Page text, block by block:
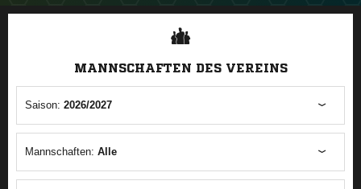
ANZEIGE
MANNSCHAFTEN DES VEREINS
Saison: 2026/2027
Mannschaften: Alle